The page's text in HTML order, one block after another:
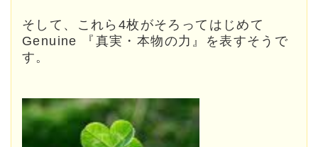
そして、これら4枚がそろってはじめて
Genuine 『真実・本物の力』を表すそうで
す。